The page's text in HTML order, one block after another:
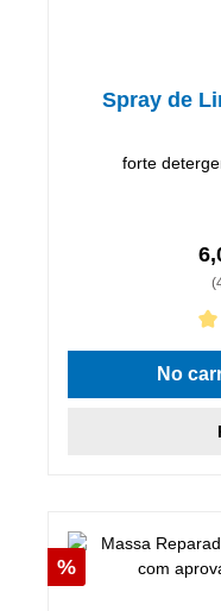
Spray de
forte
Classificação
No
Desconto
%